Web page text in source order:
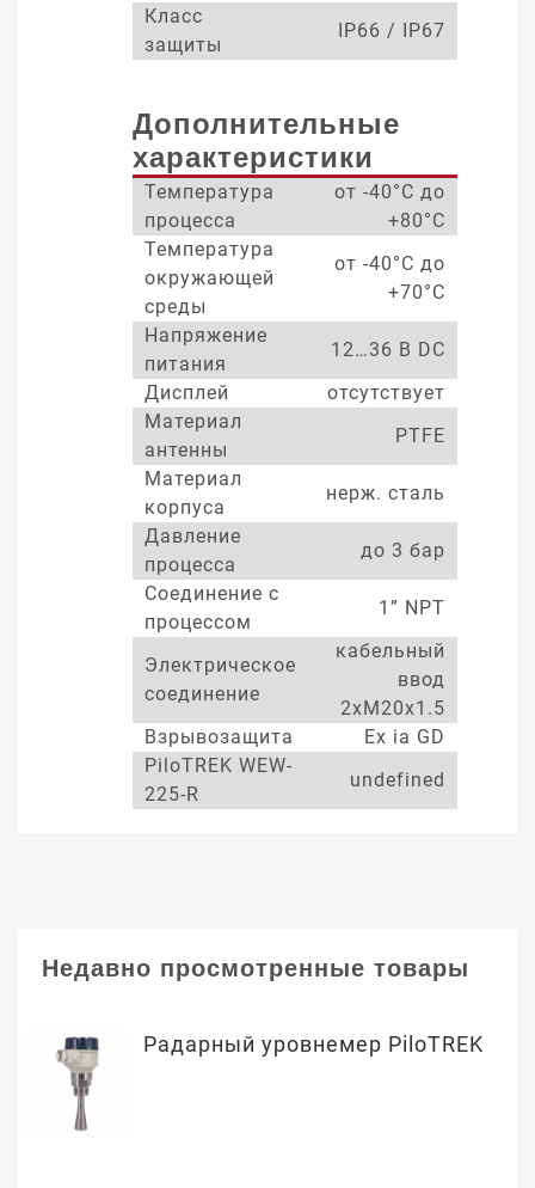
Класс
защиты
IP66 / IP67
Дополнительные
характеристики
Температура
процесса
от -40°С до
+80°С
Температура
окружающей
среды
от -40°С до
+70°С
Напряжение
питания
12…36 В DC
Дисплей
отсутствует
Материал
антенны
PTFE
Материал
корпуса
нерж. сталь
Давление
процесса
до 3 бар
Соединение с
процессом
1” NPT
Электрическое
соединение
кабельный
ввод
2xM20x1.5
Взрывозащита
Ex ia GD
PiloTREK WEW-
225-R
undefined
Недавно просмотренные товары
Радарный уровнемер PiloTREK